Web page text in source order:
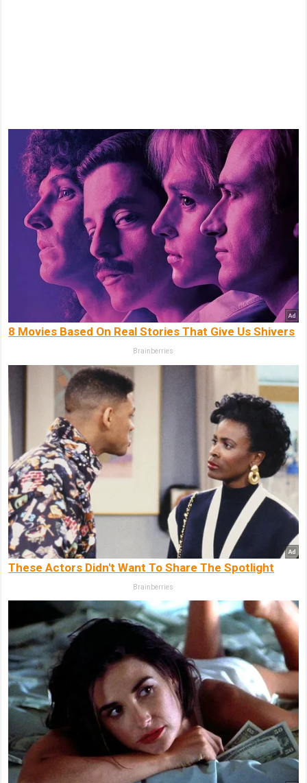
8 Movies Based On Real Stories That Give Us Shivers
Brainberries
These Actors Didn't Want To Share The Spotlight
Brainberries